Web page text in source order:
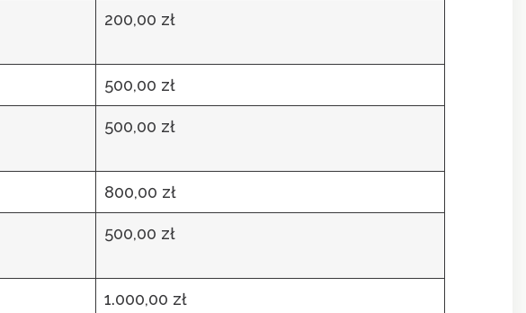
200,00 zł
500,00 zł
500,00 zł
800,00 zł
500,00 zł
1.000,00 zł